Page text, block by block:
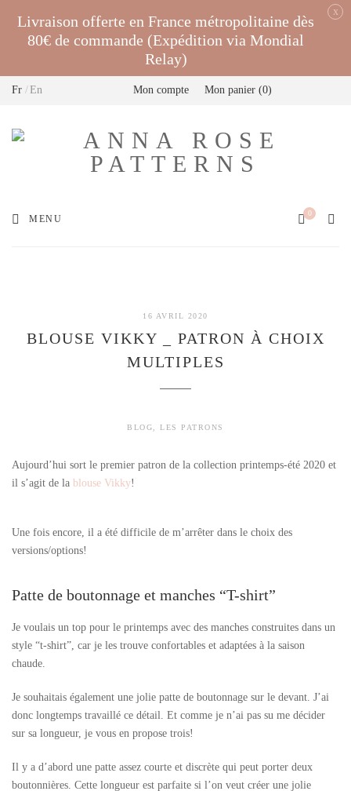
Fr En Mon compte Mon panier 0
MENU
0
16 AVRIL 2020
BLOUSE VIKKY _ PATRON À CHOIX
MULTIPLES
BLOG ,LES PATRONS
Aujourd’hui sort le premier patron de la collection printemps-été 2020 et
il s’agit de la blouse Vikky!
Une fois encore, il a été difficile de m’arrêter dans le choix des
versions/options!
Patte de boutonnage et manches “T-shirt”
Je voulais un top pour le printemps avec des manches construites dans un
style “t-shirt”, car je les trouve confortables et adaptées à la saison
chaude.
Je souhaitais également une jolie patte de boutonnage sur le devant. J’ai
donc longtemps travaillé ce détail. Et comme je n’ai pas su me décider
sur sa longueur, je vous en propose trois!
Il y a d’abord une patte assez courte et discrète qui peut porter deux
boutonnières. Cette longueur est parfaite si l’on veut créer une jolie
Livraison offerte en France métropolitaine dès
80€ de commande (Expédition via Mondial
Relay)
x